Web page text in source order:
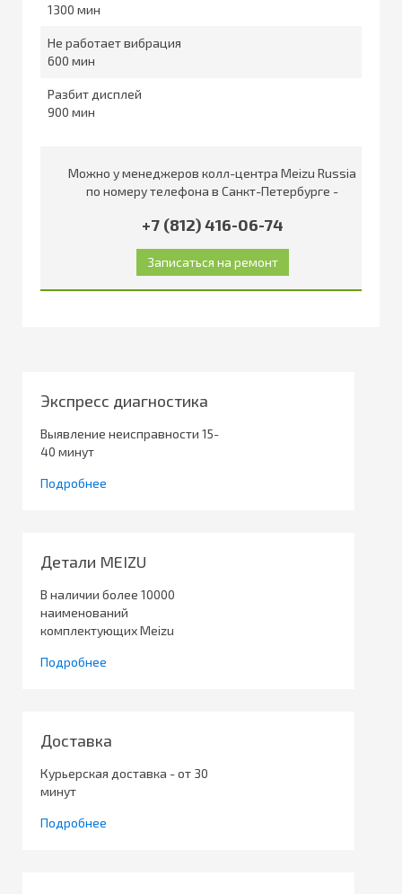
1300
Не работает вибрация
600
Разбит дисплей
900
Можно у менеджеров колл-центра Meizu Russia
по номеру телефона в Санкт-Петербурге -
+7 (812) 416-06-74
Экспресс диагностика
Выявление неисправности 15-
40 минут
Подробнее
Детали MEIZU
В наличии более 10000
наименований
комплектующих Meizu
Подробнее
Доставка
Курьерская доставка - от 30
минут
Подробнее